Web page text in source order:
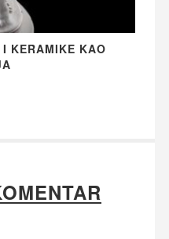
KERAMIKE KAO